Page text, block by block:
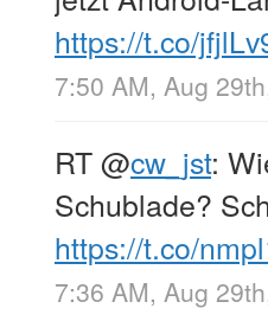
https://t.co/
7:50 AM, Aug
RT@cw_jst:
Schublade?
https://t.co/
7:36 AM, Aug